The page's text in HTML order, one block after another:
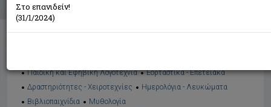
Παιδική και Εφηβική Λογοτεχνία
Εορταστικά - Επετειακά
Δραστηριότητες - Χειροτεχνίες
Ημερολόγια - Λευκώματα
Βιβλιοπαιχνίδια
Μυθολογία
Στο επανιδείν!
(31/1/2024)